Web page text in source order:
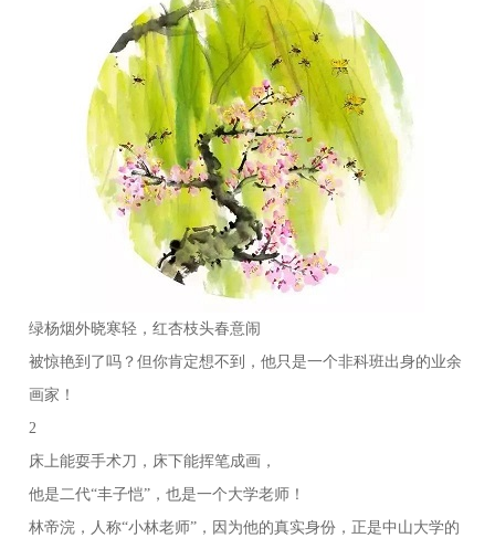
绿杨烟外晓寒轻，红杏枝头春意闹
被惊艳到了吗？但你肯定想不到，他只是一个非科班出身的业余
画家！
2
床上能耍手术刀，床下能挥笔成画，
他是二代“丰子恺”，也是一个大学老师！
林帝浣，人称“小林老师”，因为他的真实身份，正是中山大学的